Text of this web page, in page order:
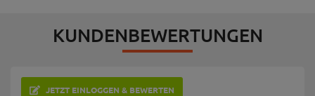
KUNDENBEWERTUNGEN
JETZT EINLOGGEN & BEWERTEN